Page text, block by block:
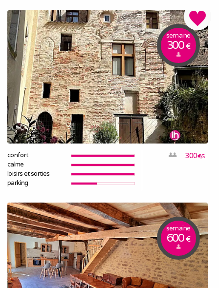
semaine
300€
confort
calme
loisirs et sorties
parking
300€/S
semaine
600€